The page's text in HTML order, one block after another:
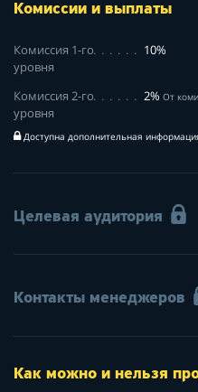
Комиссии и выплаты
Комиссия 1-го
уровня
10%
Комиссия 2-го
уровня
2%От
Доступна дополнительная
Целевая аудитория
Контакты менеджеров
Как можно и нельзя